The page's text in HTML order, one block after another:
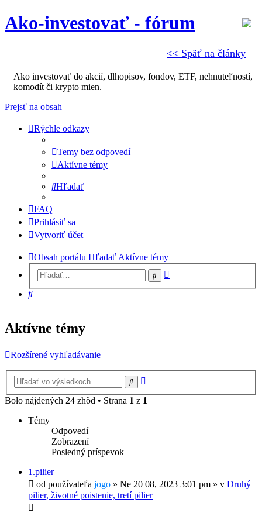
<< Späť na články
Ako-investovať - fórum
Ako investovať do akcií, dlhopisov, fondov, ETF, nehnuteľností,
komodít či krypto mien.
Prejsť na obsah
Rýchle odkazy
Temy bez odpovedí
Aktívne témy
Hľadať
FAQ
Prihlásiť sa
Vytvoriť účet
Obsah portálu HľadaťAktívne témy
Hľadať
Hľadať
Aktívne témy
Rozšírené vyhľadávanie
Hľadať
Bolo nájdených 24 zhôd • Strana 1 z 1
Témy
Odpovedí
Zobrazení
Posledný príspevok
1.pilier
od používateľa jogo » Ne 20 08, 2023 3:01 pm » v Druhý
pilier, životné poistenie, tretí pilier